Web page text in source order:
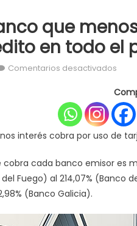
que
en todo el
Comentarios desactivados
BTF
es
el
interés cobra por uso de
cada banco emisor es
Fuego) al 214,07% (Banco
(Banco Galicia).